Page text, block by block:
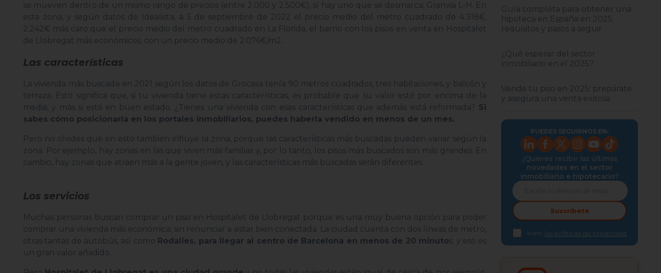
se mueven dentro de un mismo rango de precios (entre 2.000 y 2.500€), sí hay uno que se desmarca; Granvia L-H. En
esta zona, y según datos de Idealista, a 5 de septiembre de 2022 el precio medio del metro cuadrado de 4.318€,
2.242€ más caro que el precio medio del metro cuadrado en La Florida, el barrio con los pisos en venta en Hospitalet
de Llobregat más económicos, con un precio medio de 2.076€/m2.
Las características
La vivienda más buscada en 2021 según los datos de Grocasa tenía 90 metros cuadrados, tres habitaciones, y balcón y
terraza. Esto significa que, si tu vivienda tiene estas características, es probable que su valor esté por encima de la
media, y más si está en buen estado. ¿Tienes una vivienda con esas características que además está reformada? Si
sabes cómo posicionarla en los portales inmobiliarios, puedes haberla vendido en menos de un mes.
Pero no olvides que en esto también influye la zona, porque las características más buscadas pueden variar según la
zona. Por ejemplo, hay zonas en las que viven más familias y, por lo tanto, los pisos más buscados son más grandes. En
cambio, hay zonas que atraen más a la gente joven, y las características más buscadas serán diferentes.
Los servicios
Muchas personas buscan comprar un piso en Hospitalet de Llobregat porque es una muy buena opción para poder
comprar una vivienda más económica, sin renunciar a estar bien conectada. La ciudad cuenta con dos líneas de metro,
otras tantas de autobús, así como Rodalies, para llegar al centro de Barcelona en menos de 20 minutos, y eso es
un gran valor añadido.
Guía completa para obtener una
hipoteca en España en 2025:
requisitos y pasos a seguir
¿Qué esperar del sector
inmobiliario en el 2025?
Vende tu piso en 2025: prepárate
y asegura una venta exitosa
PUEDES SEGUIRNOS EN:
¿Quieres recibir las últimas
novedades en el sector
inmobiliario e hipotecario?
Suscribete
Acepto las políticas de privacidad